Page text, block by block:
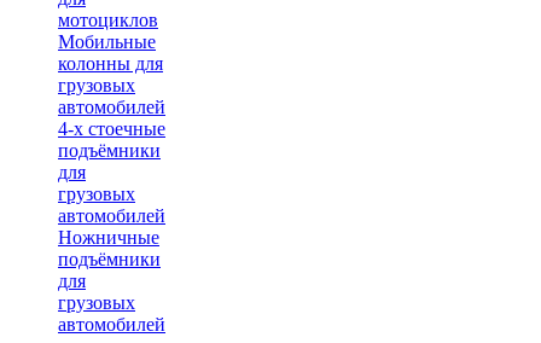
мотоциклов
Мобильные
колонны для
грузовых
автомобилей
4-х стоечные
подъёмники
для
грузовых
автомобилей
Ножничные
подъёмники
для
грузовых
автомобилей